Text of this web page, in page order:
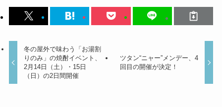
冬の屋外で味わう「お湯割
りのみ」の焼酎イベント、
2月14日（土）・15日
（日）の2日間開催
ツタン“ニャー”メンデー、4
回目の開催が決定！